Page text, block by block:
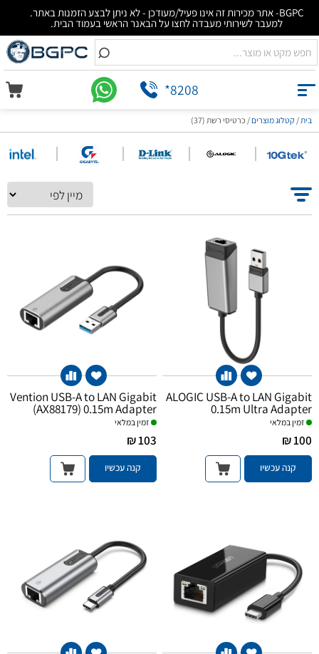
BGPC- אתר מכירות זה אינו פעיל/מעודכן - לא ניתן לבצע הזמנות באתר.
למעבר לשירותי מעבדה לחצו על הבאנר הראשי בעמוד הבית.
*8208
בית/ קטלוג מוצרים/ כרטיסי רשת (37)
ALOGIC USB-A to LAN Gigabit
0.15m Ultra Adapter
זמין במלאי
100 ₪
קנה עכשיו
Vention USB-A to LAN Gigabit
(AX88179) 0.15m Adapter
זמין במלאי
103 ₪
קנה עכשיו